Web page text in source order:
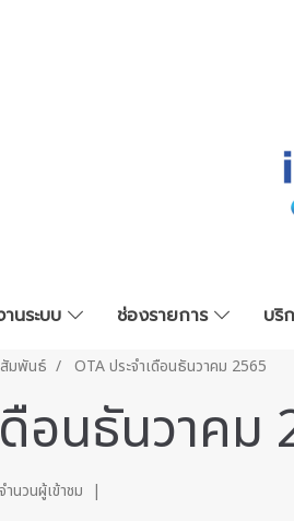
านระบบ ช่องรายการ บริ
สัมพันธ์ OTA ประจำเดือนธันวาคม 2565
ดือนธันวาคม
นวนผู้เข้าชม |